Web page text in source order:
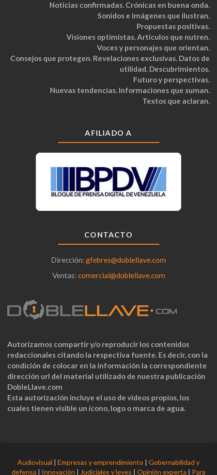
Noticias confirmadas. Crónicas en buena onda.
Sonidos e imágenes que ilustran.
Propuestas positivas.
Visiones optimistas. Artículos que nutren.
Voces y personajes que orientan.
Consejos que protegen. Revelaciones exclusivas. Datos de
utilidad. Descubrimientos.
Futuro y perspectivas.
Nuevas tendencias. Informaciones que suman.
Textos que aclaran.
AFILIADO A
CONTACTO
Dirección: gfebres@doblellave.com
Ventas: comercial@doblellave.com
Autorizamos compartir y/o reproducir los contenidos
redaccionales citando la respectiva fuente. Es decir, con la
condición de colocar en la información la correspondiente
dirección url del material utilizado de nuestra publicación
DobleLlave.com
Esta autorización incluye el uso de videos propios, los
cuales tienen visible un ícono, logo o marca de agua.
Audiovisual | Empresas y emprendimiento | Gobernabilidad y
defensa | Innovación | Judiciales y leyes | Opinión experta | Para